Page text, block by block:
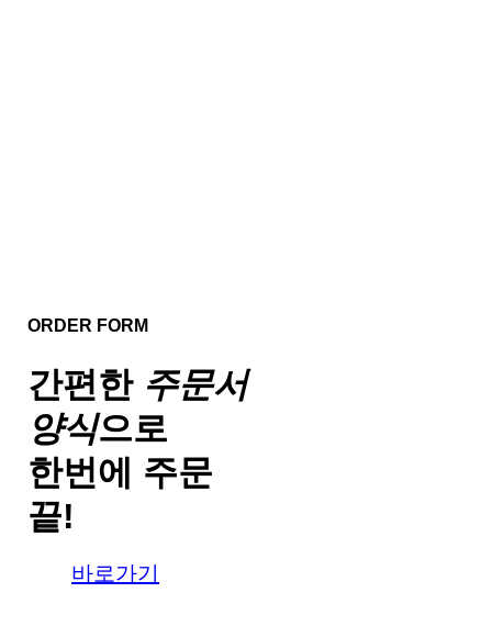
ORDER FORM
간편한 주문서
양식으로
한번에 주문
끝!
바로가기